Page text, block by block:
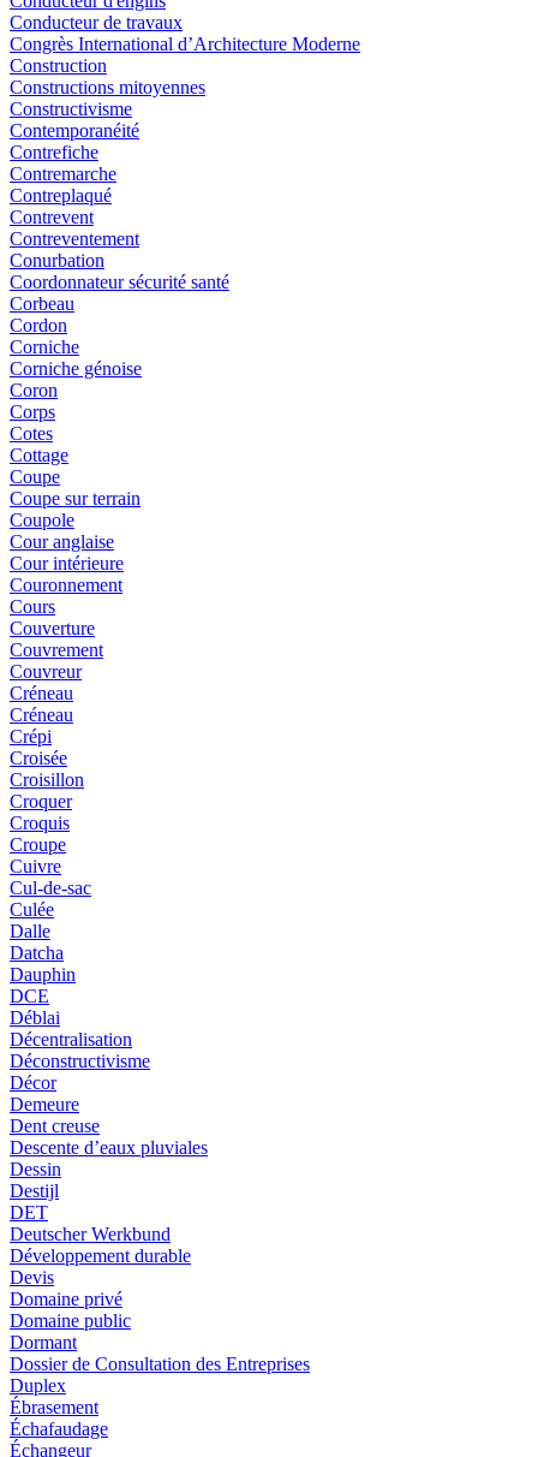
Conducteur de travaux
Congrès International d’Architecture Moderne
Construction
Constructions mitoyennes
Constructivisme
Contemporanéité
Contrefiche
Contremarche
Contreplaqué
Contrevent
Contreventement
Conurbation
Coordonnateur sécurité santé
Corbeau
Cordon
Corniche
Corniche génoise
Coron
Corps
Cotes
Cottage
Coupe
Coupe sur terrain
Coupole
Cour anglaise
Cour intérieure
Couronnement
Cours
Couverture
Couvrement
Couvreur
Créneau
Créneau
Crépi
Croisée
Croisillon
Croquer
Croquis
Croupe
Cuivre
Cul-de-sac
Culée
Dalle
Datcha
Dauphin
DCE
Déblai
Décentralisation
Déconstructivisme
Décor
Demeure
Dent creuse
Descente d’eaux pluviales
Dessin
Destijl
DET
Deutscher Werkbund
Développement durable
Devis
Domaine privé
Domaine public
Dormant
Dossier de Consultation des Entreprises
Duplex
Ébrasement
Échafaudage
Échangeur